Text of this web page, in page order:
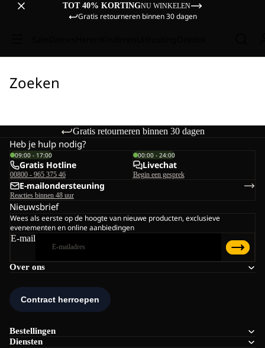
TOT 40% KORTINGNU WINKELEN
Gratis retourneren binnen 30 dagen
Zoeken
Gratis retourneren binnen 30 dagen
Over ons
Bestellingen
Diensten
Heb je hulp nodig?
09:00 - 17:00
Gratis Hotline
00800 - 965 375 46
00:00 - 24:00
Livechat
Begin een gesprek
E-mailondersteuning
Reacties binnen 48 uur
Nieuwsbrief
Wees als eerste op de hoogte van nieuwe producten, exclusieve
evenementen en online aanbiedingen
E-mail